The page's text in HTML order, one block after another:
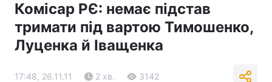
Комісар РЄ: немає підстав
тримати під вартою Тимошенко,
Луценка й Іващенка
17:48, 26.11.11 2 хв. 3142